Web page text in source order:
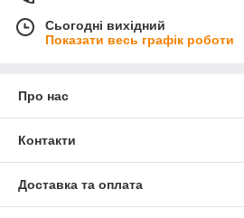
Сьогодні вихідний
Показати весь графік роботи
Про нас
Контакти
Доставка та оплата